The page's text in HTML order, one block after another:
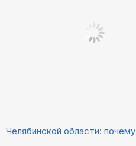
Челябинской области: